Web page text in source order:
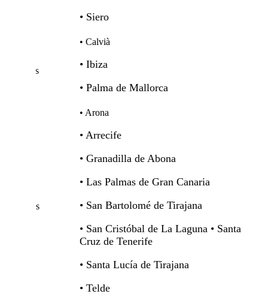
• Siero
Baleares
• Calvià
• Ibiza
• Palma de Mallorca
Canarias
• Arona
• Arrecife
• Granadilla de Abona
• Las Palmas de Gran Canaria
• San Bartolomé de Tirajana
• San Cristóbal de La Laguna • Santa
Cruz de Tenerife
• Santa Lucía de Tirajana
• Telde